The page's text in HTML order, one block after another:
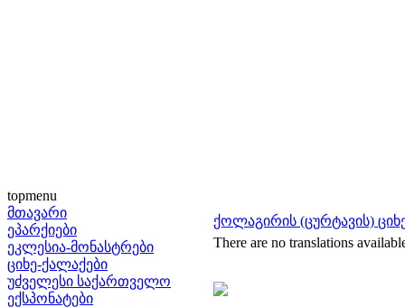
topmenu
მთავარი
ეპარქიები
ეკლესია-მონასტრები
ციხე-ქალაქები
უძველესი საქართველო
ექსპონატები
ქოლაგირის (ცურტავის)
There are no translations